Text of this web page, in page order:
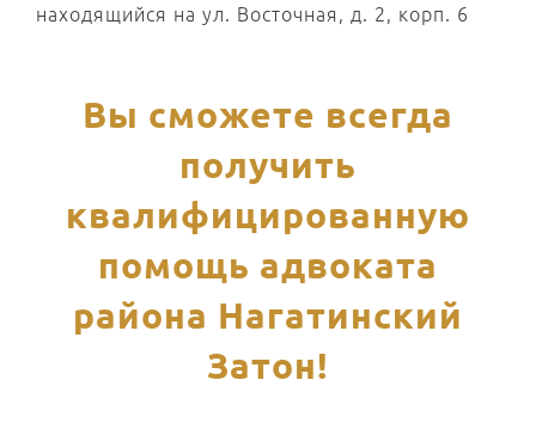
находящийся на ул. Восточная, д. 2, корп. 6
Вы сможете всегда
получить
квалифицированную
помощь адвоката
района Нагатинский
Затон!